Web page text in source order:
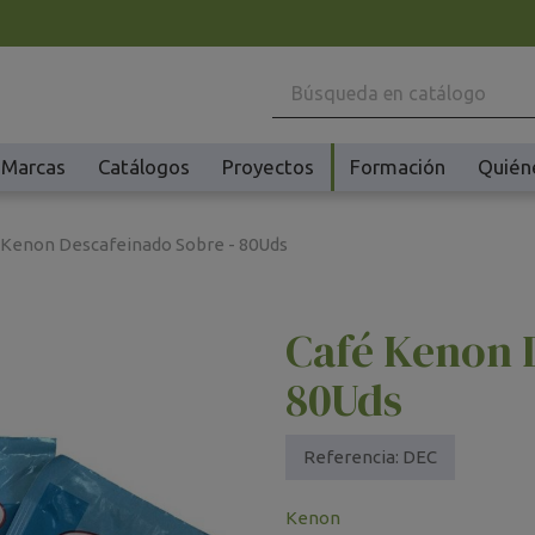
Maquinaria
Accesorios Creperas y Gofreras
Fermentadores y Cocedores
Fundidores Chocolate
Marcas Catálogos Proyectos Formación
Descafeinado Sobre - 80Uds
Café Kenon
80Uds
Referencia: DEC
Kenon